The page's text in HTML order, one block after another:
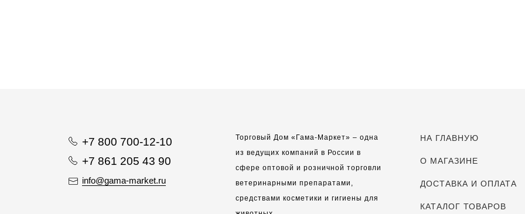
+7 800 700-12-10
+7 861 205 43 90
info@gama-market.ru
Торговый Дом «Гама-Маркет» – одна
из ведущих компаний в России в
сфере оптовой и розничной торговли
ветеринарными препаратами,
средствами косметики и гигиены для
НА ГЛАВНУЮ
О МАГАЗИНЕ
ДОСТАВКА И ОПЛАТА
КАТАЛОГ ТОВАРОВ